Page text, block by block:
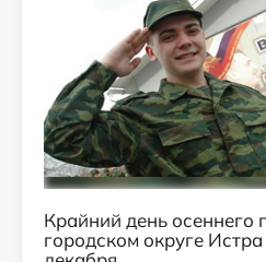
Крайний день осеннего
городском округе